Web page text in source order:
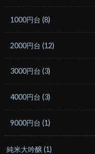
1000円台(8)
2000円台(12)
3000円台(3)
4000円台(3)
9000円台(1)
純米大吟醸(1)